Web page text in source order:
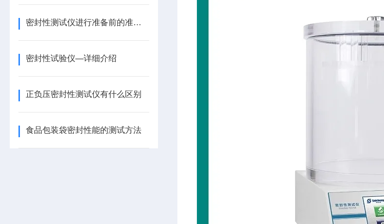
密封性测试仪进行准备前的准备工作
密封性试验仪—详细介绍
正负压密封性测试仪有什么区别
食品包装袋密封性能的测试方法